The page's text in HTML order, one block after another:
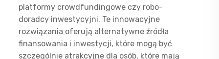
platformy crowdfundingowe czy robo-
doradcy inwestycyjni. Te innowacyjne
rozwiązania oferują alternatywne źródła
finansowania i inwestycji, które mogą być
szczególnie atrakcyjne dla osób, które mają